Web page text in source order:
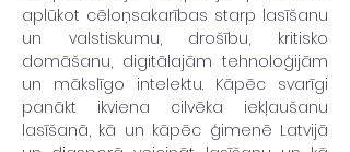
aplūkot cēloņsakarības starp lasīšanu
un valstiskumu, drošību, kritisko
domāšanu, digitālajām tehnoloģijām
un mākslīgo intelektu. Kāpēc svarīgi
panākt ikviena cilvēka iekļaušanu
lasīšanā, kā un kāpēc ģimenē Latvijā